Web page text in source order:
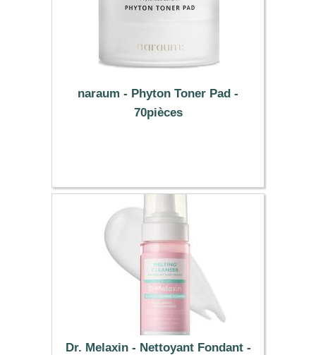
naraum - Phyton Toner Pad -
70pièces
Dr. Melaxin - Nettoyant Fondant -